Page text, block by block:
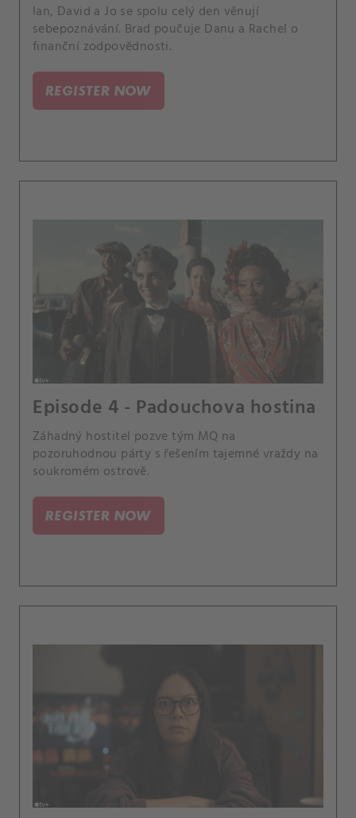
Ian, David a Jo se spolu celý den věnují
sebepoznávání. Brad poučuje Danu a Rachel o
finanční zodpovědnosti.
REGISTER NOW
Episode 4 - Padouchova ‍hostina
Záhadný hostitel pozve tým MQ na
pozoruhodnou párty s řešením tajemné vraždy na
soukromém ostrově.
REGISTER NOW